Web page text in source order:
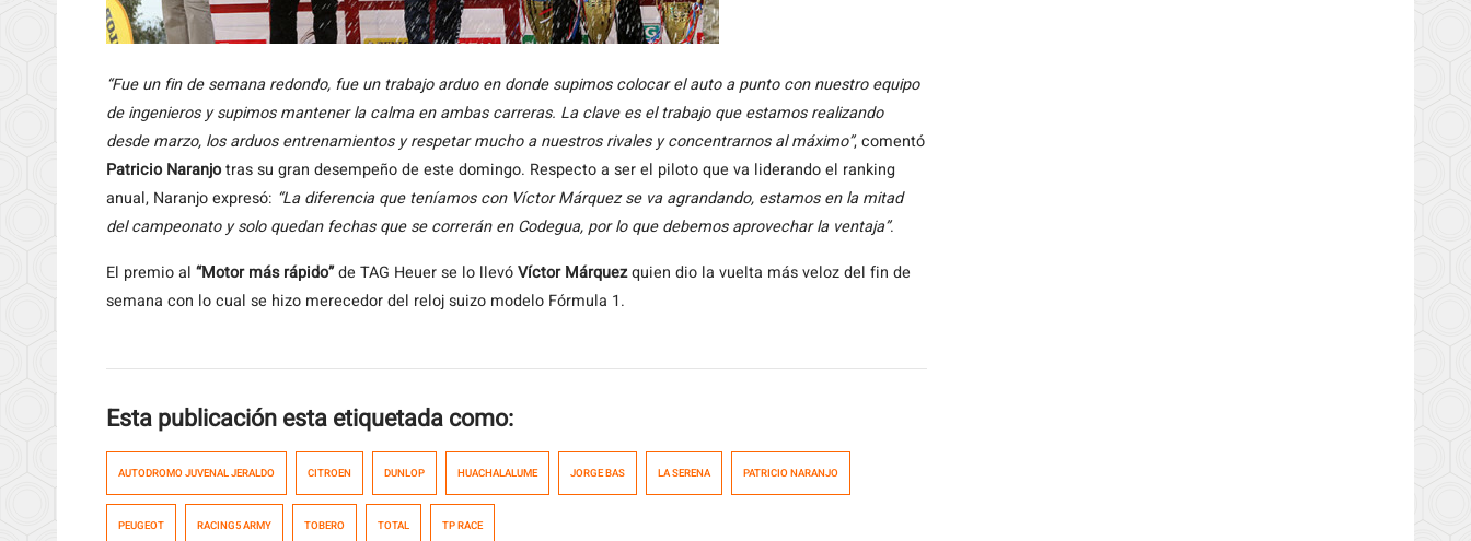
“Fue un fin de semana redondo, fue un trabajo arduo en donde supimos colocar el auto a punto con nuestro equipo
de ingenieros y supimos mantener la calma en ambas carreras. La clave es el trabajo que estamos realizando
desde marzo, los arduos entrenamientos y respetar mucho a nuestros rivales y concentrarnos al máximo”, comentó
Patricio Naranjotras su gran desempeño de este domingo. Respecto a ser el piloto que va liderando el ranking
anual, Naranjo expresó: “La diferencia que teníamos con Víctor Márquez se va agrandando, estamos en la mitad
del campeonato y solo quedan fechas que se correrán en Codegua, por lo que debemos aprovechar la ventaja”.
El premio al “Motor más rápido”de TAG Heuer se lo llevóVíctor Márquezquien dio la vuelta más veloz del fin de
semana con lo cual se hizo merecedor del reloj suizo modelo Fórmula 1.
Esta publicación esta etiquetada como:
AUTODROMO JUVENAL JERALDO CITROEN DUNLOP HUACHALALUME JORGE BAS LA SERENA PATRICIO NARANJO
PEUGEOT RACING5 ARMY TOBERO TOTAL TP RACE